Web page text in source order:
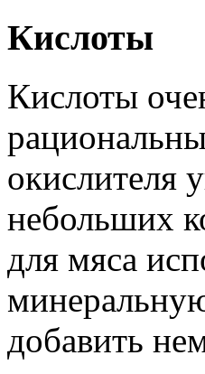
Кислоты
Кислоты
окислителя
небольших
для мяса
добавить